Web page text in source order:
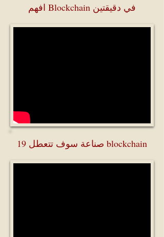
افهم Blockchain في دقيقتين
19 صناعة سوف تتعطل blockchain